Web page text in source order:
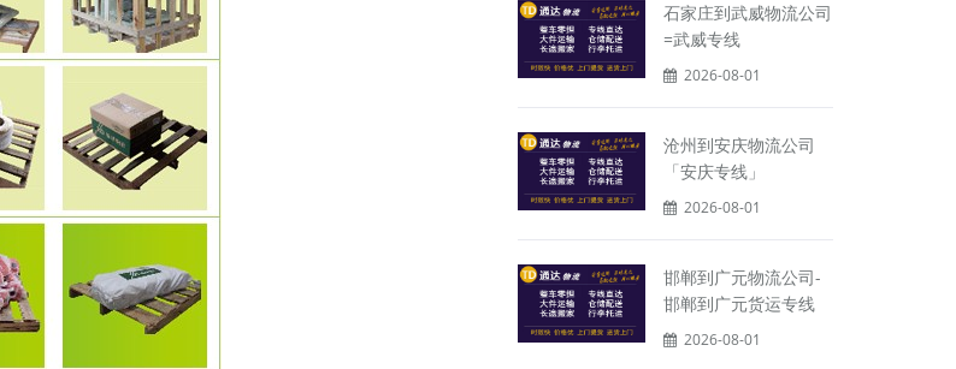
石家庄到武威物流公司
=武威专线
2026-08-01
沧州到安庆物流公司
「安庆专线」
2026-08-01
邯郸到广元物流公司-
邯郸到广元货运专线
2026-08-01